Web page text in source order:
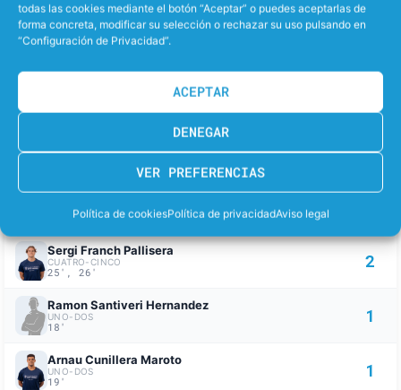
todas las cookies mediante el botón “Aceptar” o puedes aceptarlas de
forma concreta, modificar su selección o rechazar su uso pulsando en
“Configuración de Privacidad”.
ACEPTAR
DENEGAR
VER PREFERENCIAS
Política de cookiesPolítica de privacidadAviso legal
GOLES DEL PARTIDO
BOYA 3
Lucas Wulfhorst
CUATRO-CINCO
9', 21'
Sergi Franch Pallisera
CUATRO-CINCO
25', 26'
2
Ramon Santiveri Hernandez
UNO-DOS
18'
1
Arnau Cunillera Maroto
UNO-DOS
19'
1